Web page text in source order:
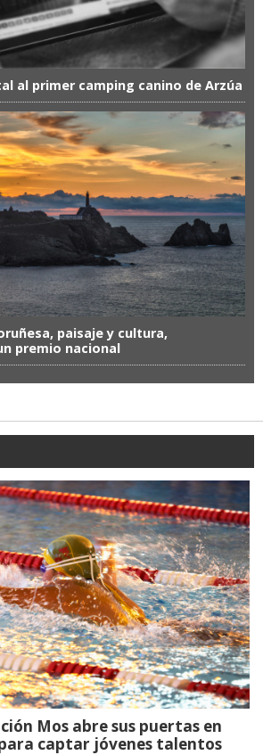
al primer camping canino de Arzúa
paisaje y cultura,
premio nacional
Mos abre sus puertas en
captar jóvenes talentos